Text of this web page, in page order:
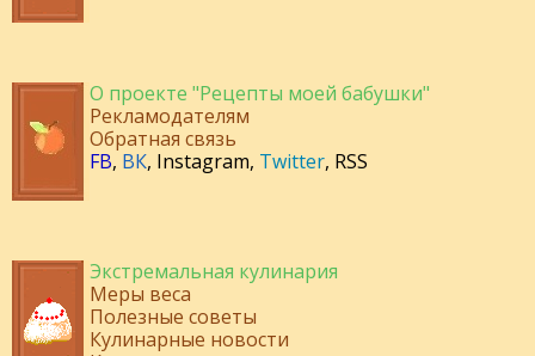
О проекте "Рецепты моей бабушки"
Рекламодателям
Обратная связь
FB, ВК, Instagram, Twitter, RSS
Экстремальная кулинария
Меры веса
Полезные советы
Кулинарные новости